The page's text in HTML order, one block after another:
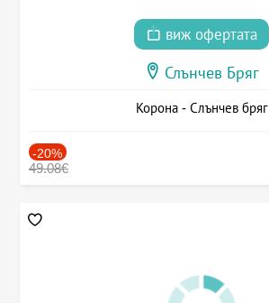
виж офертата
Слънчев Бряг
Корона - Слънчев бряг
-20%
49.08€